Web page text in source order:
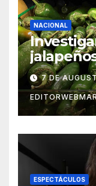
NACIONAL
7 DE
ESPECTÁCULOS